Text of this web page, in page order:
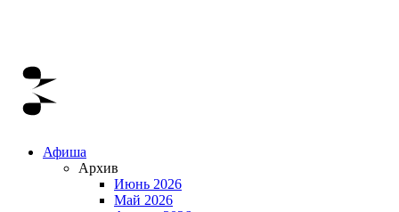
Афиша
Архив
Июнь 2026
Май 2026